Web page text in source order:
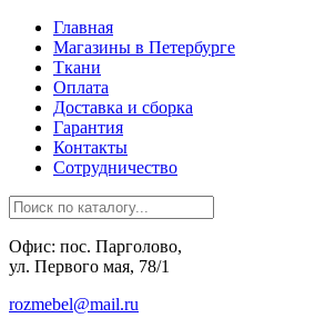
Главная
Магазины в Петербурге
Ткани
Оплата
Доставка и сборка
Гарантия
Контакты
Сотрудничество
Офис: пос. Парголово,
ул. Первого мая, 78/1
rozmebel@mail.ru